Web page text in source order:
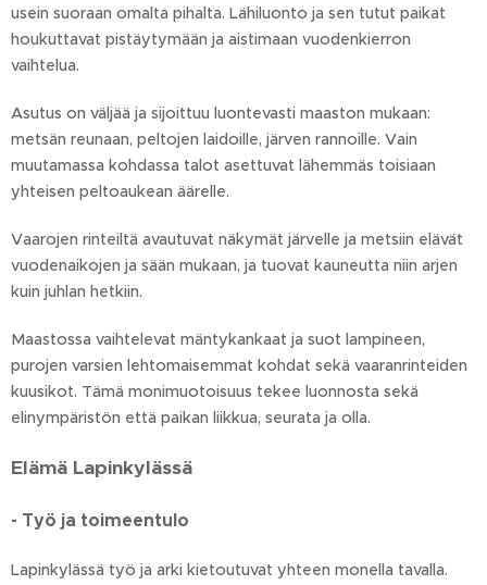
usein suoraan omalta pihalta. Lähiluonto ja sen tutut paikat
houkuttavat pistäytymään ja aistimaan vuodenkierron
vaihtelua.
Asutus on väljää ja sijoittuu luontevasti maaston mukaan:
metsän reunaan, peltojen laidoille, järven rannoille. Vain
muutamassa kohdassa talot asettuvat lähemmäs toisiaan
yhteisen peltoaukean äärelle.
Vaarojen rinteiltä avautuvat näkymät järvelle ja metsiin elävät
vuodenaikojen ja sään mukaan, ja tuovat kauneutta niin arjen
kuin juhlan hetkiin.
Maastossa vaihtelevat mäntykankaat ja suot lampineen,
purojen varsien lehtomaisemmat kohdat sekä vaaranrinteiden
kuusikot. Tämä monimuotoisuus tekee luonnosta sekä
elinympäristön että paikan liikkua, seurata ja olla.
Elämä Lapinkylässä
- Työ ja toimeentulo
Lapinkylässä työ ja arki kietoutuvat yhteen monella tavalla.